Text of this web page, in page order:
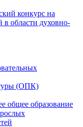
конкурс на
в области духовно-
(ОПК)
общее образование